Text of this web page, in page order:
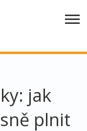
jak
plnit